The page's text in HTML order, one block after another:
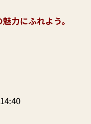
力にふれよう。